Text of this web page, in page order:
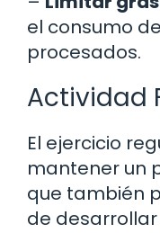
el consumo
procesados.
Actividad
El ejercicio
mantener un
que también
de